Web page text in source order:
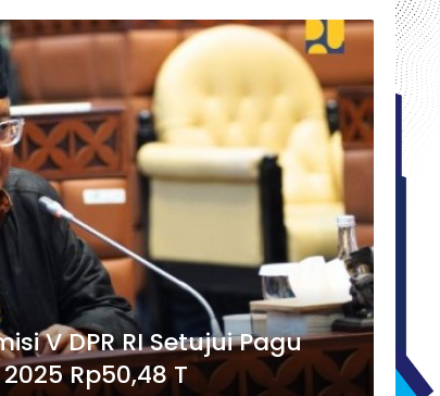
V DPR RI Setujui Pagu
Rp50,48 T